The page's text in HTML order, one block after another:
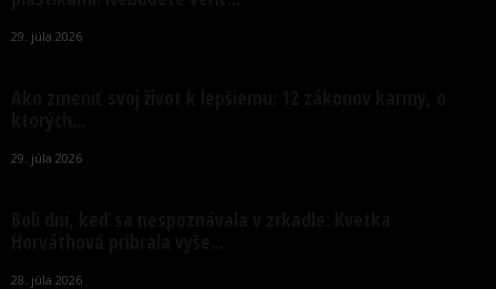
29. júla 2026
29. júla 2026
28. júla 2026